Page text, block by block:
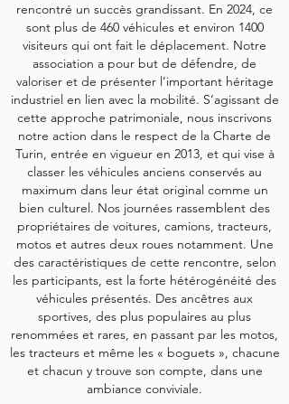
rencontré un succès grandissant. En 2024, ce
sont plus de 460 véhicules et environ 1400
visiteurs qui ont fait le déplacement. Notre
association a pour but de défendre, de
valoriser et de présenter l’important héritage
industriel en lien avec la mobilité. S’agissant de
cette approche patrimoniale, nous inscrivons
notre action dans le respect de la Charte de
Turin, entrée en vigueur en 2013, et qui vise à
classer les véhicules anciens conservés au
maximum dans leur état original comme un
bien culturel. Nos journées rassemblent des
propriétaires de voitures, camions, tracteurs,
motos et autres deux roues notamment. Une
des caractéristiques de cette rencontre, selon
les participants, est la forte hétérogénéité des
véhicules présentés. Des ancêtres aux
sportives, des plus populaires au plus
renommées et rares, en passant par les motos,
les tracteurs et même les « boguets », chacune
et chacun y trouve son compte, dans une
ambiance conviviale.